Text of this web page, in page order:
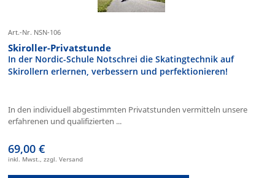
Art.-Nr. NSN-106
Skiroller-Privatstunde
In der Nordic-Schule Notschrei die Skatingtechnik auf
Skirollern erlernen, verbessern und perfektionieren!
In den individuell abgestimmten Privatstunden vermitteln unsere
erfahrenen und qualifizierten ...
69,00 €
inkl. Mwst., zzgl. Versand